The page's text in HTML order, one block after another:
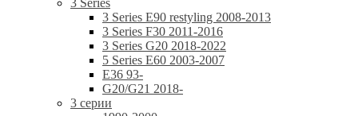
3 Series
3 Series E90 restyling 2008-2013
3 Series F30 2011-2016
3 Series G20 2018-2022
5 Series E60 2003-2007
E36 93-
G20/G21 2018-
3 серии